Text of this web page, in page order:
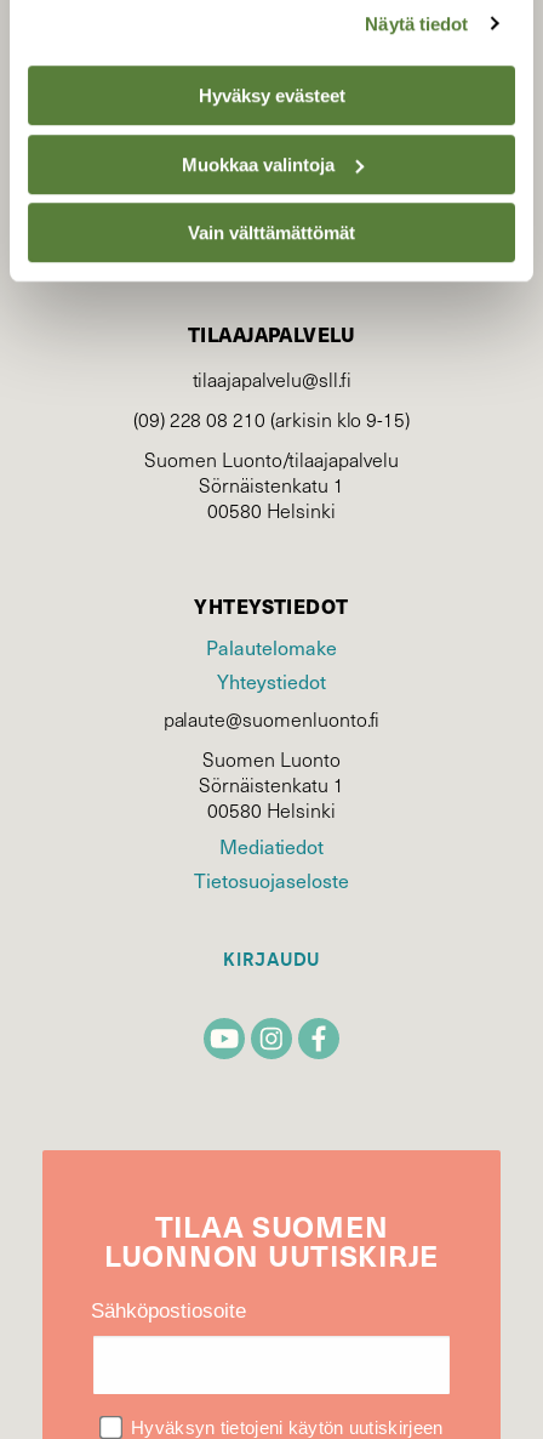
Näytä tiedot
Hyväksy evästeet
Muokkaa valintoja
Vain välttämättömät
luonnonsuojelu­liitto.
TILAAJAPALVELU
tilaajapalvelu@sll.fi
(09) 228 08 210 (arkisin klo 9-15)
Suomen Luonto/tilaajapalvelu
Sörnäistenkatu 1
00580 Helsinki
YHTEYSTIEDOT
Palautelomake
Yhteystiedot
palaute@suomenluonto.fi
Suomen Luonto
Sörnäistenkatu 1
00580 Helsinki
Mediatiedot
Tietosuojaseloste
KIRJAUDU
TILAA SUOMEN
LUONNON UUTIS­KIRJE
Sähköpostiosoite
Hyväksyn tietojeni käytön uutiskirjeen